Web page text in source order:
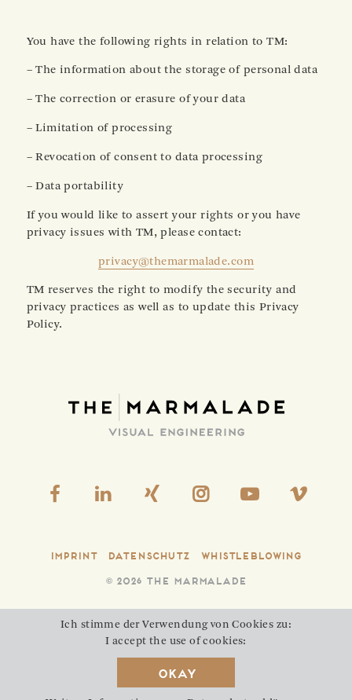
Ich stimme der Verwendung von Cookies zu:
I accept the use of cookies:
Okay
You have the following rights in relation to TM:
– The information about the storage of personal data
– The correction or erasure of your data
– Limitation of processing
– Revocation of consent to data processing
– Data portability
If you would like to assert your rights or you have
privacy issues with TM, please contact:
privacy@themarmalade.com
TM reserves the right to modify the security and
privacy practices as well as to update this Privacy
Policy.
Imprint Datenschutz Whistleblowing
©2026 THE MARMALADE